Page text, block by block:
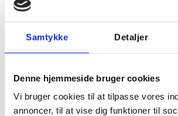
Samtykke Detaljer
Denne hjemmeside bruger cookies
Vi bruger cookies til at tilpasse vores
annoncer, til at vise dig funktioner til
DJ - Søren